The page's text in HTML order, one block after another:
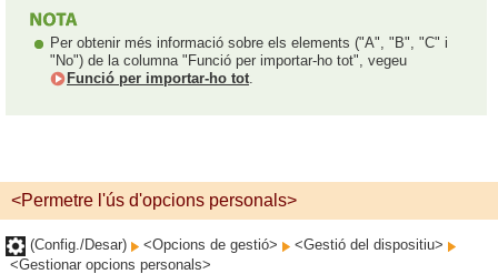
Per obtenir més informació sobre els elements ("A", "B", "C" i
"No") de la columna "Funció per importar-ho tot", vegeu
Funció per importar-ho tot.
<Permetre l'ús d'opcions personals>
(Config./Desar) <Opcions de gestió>
<Gestió del dispositiu>
<Gestionar opcions personals>